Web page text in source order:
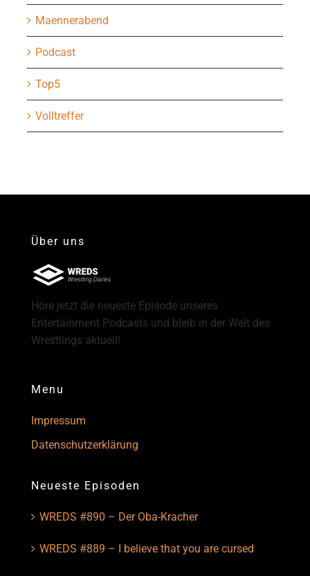
Maennerabend
Podcast
Top5
Volltreffer
Über uns
Höre jetzt die neueste Episode unseres
Entertainment Podcasts und bleib in der Welt des
Wrestlings aktuell!
Menu
Impressum
Datenschutzerklärung
Neueste Episoden
WREDS #890 – Der Oba-Kracher
WREDS #889 – I believe that you are cursed